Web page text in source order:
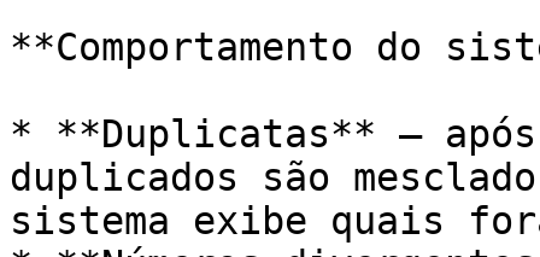
**Comportamento do
* **Duplicatas** — após
duplicados são
sistema exibe quais